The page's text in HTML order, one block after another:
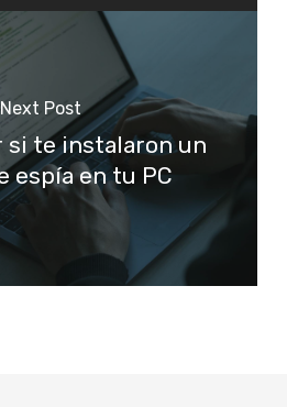
Next Post
si te instalaron un
espía en tu PC